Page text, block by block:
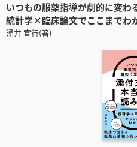
いつもの服薬指導が劇的に変
統計学×臨床論文でここまでわ
湧井 宣行(著)